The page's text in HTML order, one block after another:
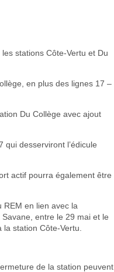
stations Côte-Vertu et Du
en plus des lignes 17 –
Du Collège avec ajout
desserviront l’édicule
actif pourra également être
REM en lien avec la
entre le 29 mai et le
station Côte-Vertu.
de la station peuvent